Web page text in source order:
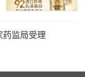
司
监局受理